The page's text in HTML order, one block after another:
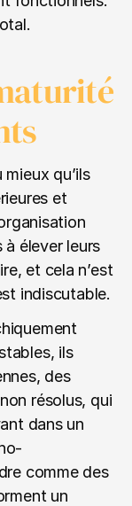
qu’ils
et
élever leurs
et cela n’est
indiscutable.
ils
des
résolus, qui
dans un
comme des
un